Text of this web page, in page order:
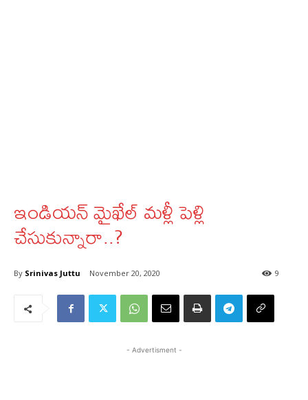
ఇండియన్‌ మైఖేల్‌ మళ్లీ పెళ్లి
చేసుకున్నారా..?
By Srinivas Juttu November 20, 2020 9
- Advertisment -